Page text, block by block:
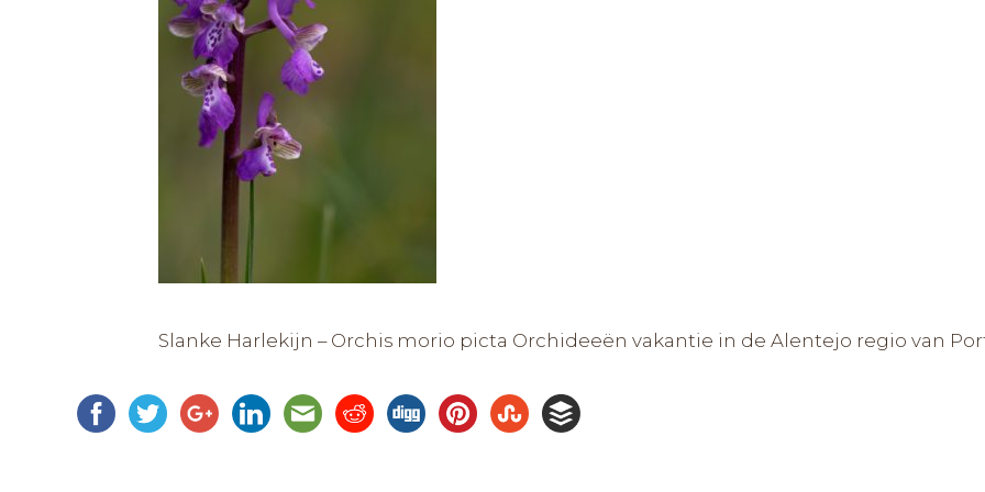
Slanke Harlekijn – Orchis morio picta Orchideeën vakantie in de Alentejo regio van